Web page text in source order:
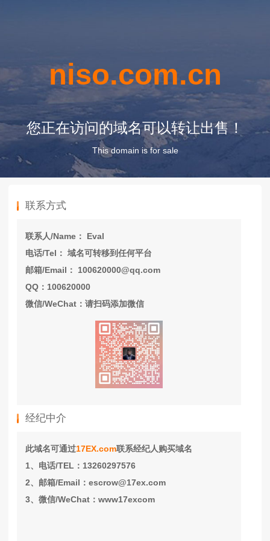
niso.com.cn
您正在访问的域名可以转让出售！
This domain is for sale
联系方式
联系人/Name： Eval
电话/Tel： 域名可转移到任何平台
邮箱/Email： 100620000@qq.com
QQ：100620000
微信/WeChat：请扫码添加微信
经纪中介
此域名可通过17EX.com联系经纪人购买域名
1、电话/TEL：13260297576
2、邮箱/Email：escrow@17ex.com
3、微信/WeChat：www17excom